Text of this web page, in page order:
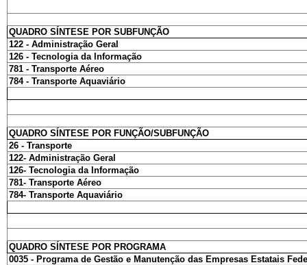
QUADRO SÍNTESE POR SUBFUNÇÃO
122 - Administração Geral
126 - Tecnologia da Informação
781 - Transporte Aéreo
784 - Transporte Aquaviário
QUADRO SÍNTESE POR FUNÇÃO/SUBFUNÇÃO
26 - Transporte
122- Administração Geral
126- Tecnologia da Informação
781- Transporte Aéreo
784- Transporte Aquaviário
QUADRO SÍNTESE POR PROGRAMA
0035 - Programa de Gestão e Manutenção das Empresas Estatais